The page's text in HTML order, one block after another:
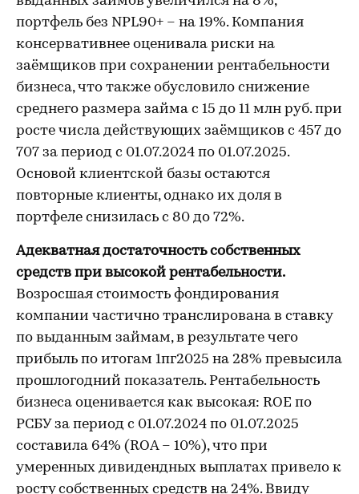
портфель без NPL90+ – на 19%. Компания
консервативнее оценивала риски на
заёмщиков при сохранении рентабельности
бизнеса, что также обусловило снижение
среднего размера займа с 15 до 11 млн руб. при
росте числа действующих заёмщиков с 457 до
707 за период с 01.07.2024 по 01.07.2025.
Основой клиентской базы остаются
повторные клиенты, однако их доля в
портфеле снизилась с 80 до 72%.
Адекватная достаточность собственных
средств при высокой рентабельности.
Возросшая стоимость фондирования
компании частично транслирована в ставку
по выданным займам, в результате чего
прибыль по итогам 1пг2025 на 28% превысила
прошлогодний показатель. Рентабельность
бизнеса оценивается как высокая: ROE по
РСБУ за период с 01.07.2024 по 01.07.2025
составила 64% (ROA – 10%), что при
умеренных дивидендных выплатах привело к
росту собственных средств на 24%. Ввиду